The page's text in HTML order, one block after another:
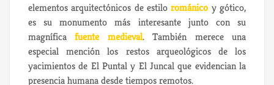
elementos arquitectónicos de estilorománico y gótico,
es su monumento más interesante junto con su
magníficafuente medieval. También merece una
especial mención los restos arqueológicos de los
yacimientos de El Puntal y El Juncal que evidencian la
presencia humana desde tiempos remotos.